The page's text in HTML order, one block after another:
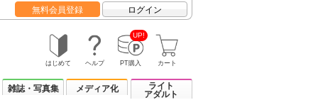
無料会員登録 ログイン
はじめて ヘルプ
UP!
PT購入 カート
雑誌・写真集 メディア化
ライト
アダルト